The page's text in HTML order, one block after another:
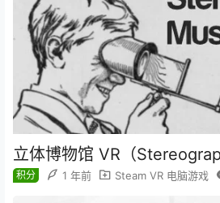
立体博物馆 VR（
积分 1 年前 Steam VR 电脑游戏